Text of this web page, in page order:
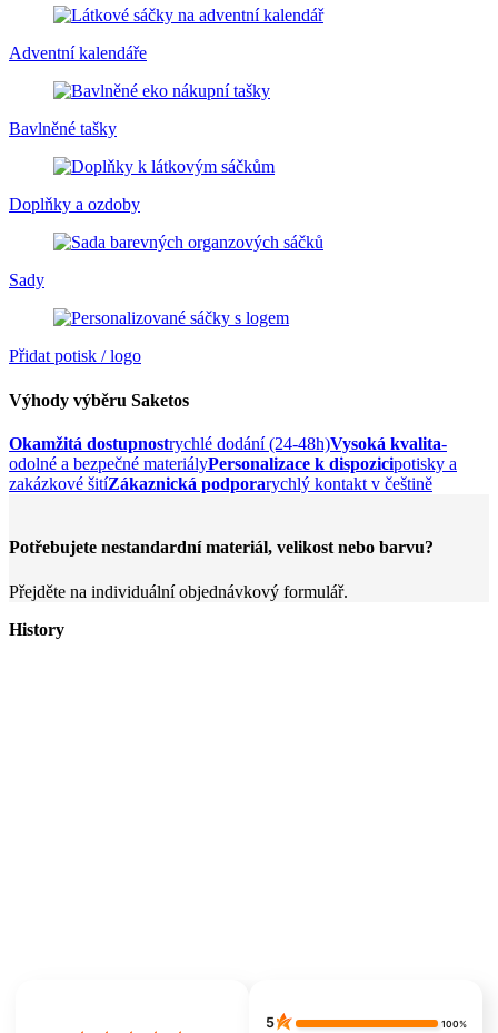
Adventní kalendáře
Bavlněné tašky
Doplňky a ozdoby
Sady
Přidat potisk / logo
Výhody výběru Saketos
Okamžitá dostupnostrychlé dodání (24-48h)Vysoká kvalita-
odolné a bezpečné materiályPersonalizace k dispozicipotisky a
zakázkové šitíZákaznická podporarychlý kontakt v češtině
Potřebujete nestandardní materiál, velikost nebo barvu?
Přejděte na individuální objednávkový formulář.
History
5 100%